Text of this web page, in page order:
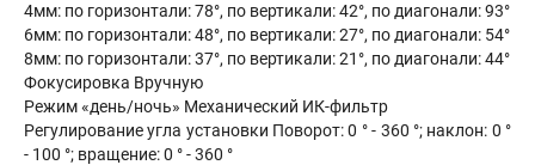
4мм: по горизонтали: 78°, по вертикали: 42°, по диагонали: 93°
6мм: по горизонтали: 48°, по вертикали: 27°, по диагонали: 54°
8мм: по горизонтали: 37°, по вертикали: 21°, по диагонали: 44°
Фокусировка Вручную
Режим «день/ночь» Механический ИК-фильтр
Регулирование угла установки Поворот: 0 ° - 360 °; наклон: 0 °
- 100 °; вращение: 0 ° - 360 °